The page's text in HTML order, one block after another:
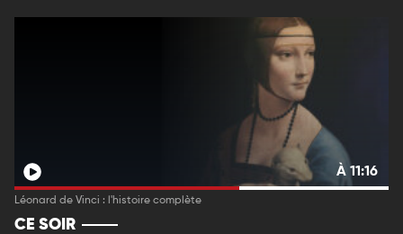
À 11:16
Léonard de Vinci : l'histoire complète
CE SOIR